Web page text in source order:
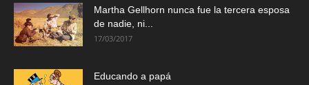
Martha Gellhorn nunca fue la tercera esposa
de nadie, ni...
17/03/2017
Educando a papá